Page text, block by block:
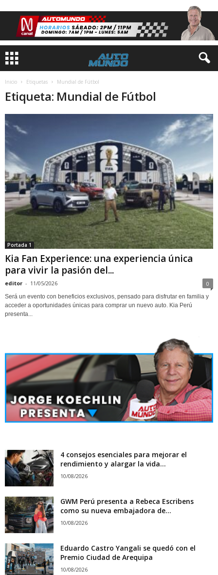
Inicio Etiquetas Mundial de Fútbol
Etiqueta: Mundial de Fútbol
Portada 1
Kia Fan Experience: una experiencia única
para vivir la pasión del...
editor - 11/05/2026 0
Será un evento con beneficios exclusivos, pensado para disfrutar en familia y
acceder a oportunidades únicas para comprar un nuevo auto. Kia Perú
presenta...
4 consejos esenciales para mejorar el
rendimiento y alargar la vida...
10/08/2026
GWM Perú presenta a Rebeca Escribens
como su nueva embajadora de...
10/08/2026
Eduardo Castro Yangali se quedó con el
Premio Ciudad de Arequipa
10/08/2026